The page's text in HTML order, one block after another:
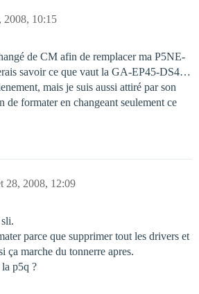
2008, 10:15
de CM afin de remplacer ma P5NE-
savoir ce que vaut la GA-EP45-DS4…
mais je suis aussi attiré par son
de formater en changeant seulement ce
28, 2008, 12:09
parce que supprimer tout les drivers et
ça marche du tonnerre apres.
p5q ?